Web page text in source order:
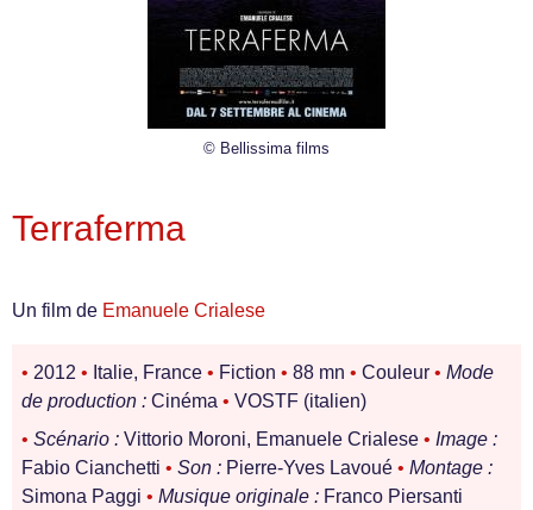
© Bellissima films
Terraferma
Un film de Emanuele Crialese
• 2012 • Italie, France • Fiction • 88 mn • Couleur • Mode
de production : Cinéma • VOSTF (italien)
• Scénario : Vittorio Moroni, Emanuele Crialese • Image :
Fabio Cianchetti • Son : Pierre-Yves Lavoué • Montage :
Simona Paggi • Musique originale : Franco Piersanti